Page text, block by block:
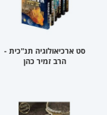
סט ארכיאולוגיה תנ"כית -
הרב זמיר כהן